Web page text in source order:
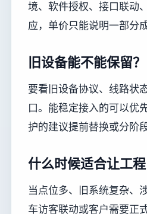
境、软件授权、接口联动
应，单价只能说明一部分成
旧设备能不能保留？
要看旧设备协议、线路状
口。能稳定接入的可以优
护的建议提前替换或分阶
什么时候适合让工程
当点位多、旧系统复杂、
车访客联动或客户需要正